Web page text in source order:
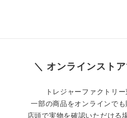
＼ オンラインスト
トレジャーファクトリー
一部の商品をオンラインでも
店頭で実物を確認いただける